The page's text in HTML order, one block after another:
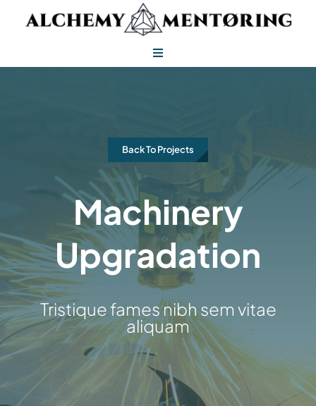
Toggle
Alchemy Leadership
Back To Projects
Machinery
Upgradation
Tristique fames nibh sem vitae
aliquam